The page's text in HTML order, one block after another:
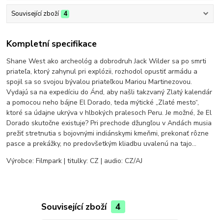
Související zboží 4
Kompletní specifikace
Shane West ako archeológ a dobrodruh Jack Wilder sa po smrti
priateľa, ktorý zahynul pri explózii, rozhodol opustiť armádu a
spojil sa so svojou bývalou priateľkou Mariou Martinezovou.
Vydajú sa na expedíciu do Ánd, aby našli takzvaný Zlatý kalendár
a pomocou neho bájne El Dorado, teda mýtické „Zlaté mesto“,
ktoré sa údajne ukrýva v hlbokých pralesoch Peru. Je možné, že El
Dorado skutočne existuje? Pri prechode džungľou v Andách musia
prežiť stretnutia s bojovnými indiánskymi kmeňmi, prekonať rôzne
pasce a prekážky, no predovšetkým kliadbu uvalenú na tajo…
Výrobce: Filmpark | titulky: CZ | audio: CZ/AJ
Související zboží 4